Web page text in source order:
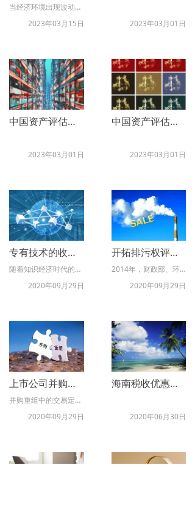
当经济环境出现波动时，商誉减值会给上市公司的业绩带来较大的压力，尤其是在股市下行风险凸显的情况下，如何化解商誉带来的风险成为了监管机构关注的重点，也给企业带来了重大的挑战。目前，我们的人员协助越来越多的企业在投前对并购中产生的商誉提前进行模拟，并将投后的商誉形成与减值测试提前进行规划。
2023年03月15日
2023年03月01日
中国资产评估协会资产评估业务报备管理办法
2023年03月01日
中国资产评估协会资产评估报告统一编码管理暂行办法
2023年03月01日
专有技术的收益法评估
随着知识经济时代的到来，专利和专有技术等技术型资产的重要性在企业的发展过程中迅速凸显出来。而在以专有技术投资或专有技术转让的价值评估中，收益法是国际通行的评估方法。收益法的主要评估参数是收益额、折现率和收益期。而每一个主要评估参数下还有许多具体的分析指标。这些分析指标都需要根据专有技术的属性和特征，进行准确的分析。
2020年09月29日
开拓排污权评估新领域 探索市场化节能减排之路
2014年，财政部、环保部、发改委联合起草《排污权有偿使用和交易试点工作指导意见》并上报国务院，随后国务院办公厅发布了《关于进一步推进排污权有偿使用和交易试点工作的指导意见》（国办发 (2014)38号文），提出建立排污权使用制度、加快推进排污权交易、完善排污权交易定价机制等方面的指导意见，为我国环境污染治理和生态环境建设提供了市场化解决路径，也为评估行业推进排污权评估、服务生态文明建设提出了新的需求。为此，中国资产评估协会在浙江、江苏等排污权试点地区组织开展排污权评估专题调研。本文结合试点地区调研成果，分析了排污权评估的市场条件与背景，梳理了资产评估在排污权定价中的专业作用和有益探索，并对评估行业如何更好服务排污权有偿使用和交易工作提出建议。
2020年09月29日
上市公司并购重组评估业务的执业风险及防范措施研究
并购重组中的交易定价，是上市公司并购重组中影响当事各方利益分配的核心要素，更是交易方和监管机关关注的焦点。通过科学的方法与途径确定合理的交易价格则是保障各方利益的关键，也是上市公司并购重组监管工作中的核心内容。为此，中国资产评估协会（以下简称中评协）委托课题组开展了《上市公司并购重组评估业务的执业风险及防范措施研究》课题，对上市公司并购重组评估业务的现状进行了系统的分析，对上市公司并购重组评估业务的主要风险点进行了全面梳理，并深入剖析了风险产生的主要原因。同时重点围绕专业胜任能力、评估准则执行、质控体系管理、分支机构管控和公司内部治理等方面开展了执业风险防范措施研究。本文为课题报告的第三章，部分内容有删节。报告仅代表作者个人观点，仅供学术交流参考，不代表中评协的观点或立场。
2020年09月29日
海南税收优惠政策（企业所得税、个人所得税、旅客免税购物）
2020年06月30日